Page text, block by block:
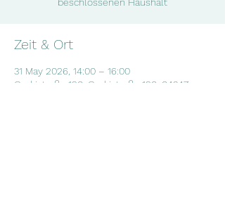
Zeit & Ort
31 May 2026, 14:00 – 16:00
Gorkistraße 120, Gorkistraße 120, 04347